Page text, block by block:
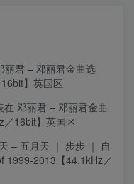
丽君 – 邓丽君金曲选
】英国区
在 邓丽君 – 邓丽君金曲
16bit】英国区
– 五月天 ｜ 步步 ｜ 自
1999-2013【44.1kHz／